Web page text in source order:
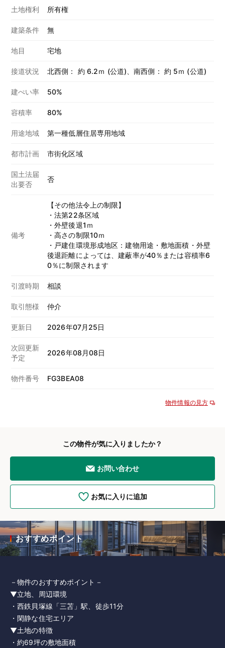
土地権利 所有権
建築条件 無
地目 宅地
接道状況 北西側： 約 6.2ｍ (公道)、南西側： 約 5ｍ (公道)
建ぺい率 50%
容積率 80%
用途地域 第一種低層住居専用地域
都市計画 市街化区域
国土法届
出要否
否
備考
【その他法令上の制限】
・法第22条区域
・外壁後退1ｍ
・高さの制限10ｍ
・戸建住環境形成地区：建物用途・敷地面積・外壁
後退距離によっては、建蔽率が40％または容積率6
0％に制限されます
引渡時期 相談
取引態様 仲介
更新日 2026年07月25日
次回更新
予定
2026年08月08日
物件番号 FG3BEA08
物件情報の見方
この物件が気に入りましたか？
お問い合わせ
お気に入りに追加
おすすめポイント
－物件のおすすめポイント－
▼立地、周辺環境
・西鉄貝塚線「三苫」駅、徒歩11分
・閑静な住宅エリア
▼土地の特徴
・約69坪の敷地面積